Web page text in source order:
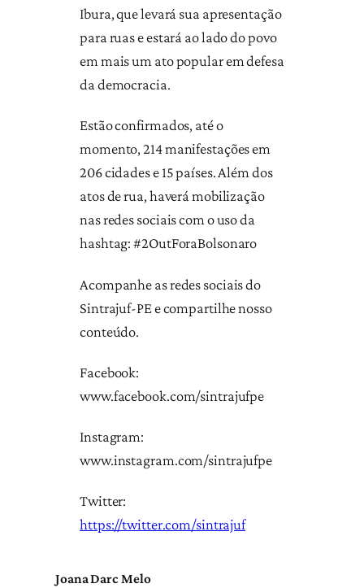
Ibura, que levará sua apresentação
para ruas e estará ao lado do povo
em mais um ato popular em defesa
da democracia.
Estão confirmados, até o
momento, 214 manifestações em
206 cidades e 15 países. Além dos
atos de rua, haverá mobilização
nas redes sociais com o uso da
hashtag: #2OutForaBolsonaro
Acompanhe as redes sociais do
Sintrajuf-PE e compartilhe nosso
conteúdo.
Facebook:
www.facebook.com/sintrajufpe
Instagram:
www.instagram.com/sintrajufpe
Twitter:
https://twitter.com/sintrajuf
Joana Darc Melo